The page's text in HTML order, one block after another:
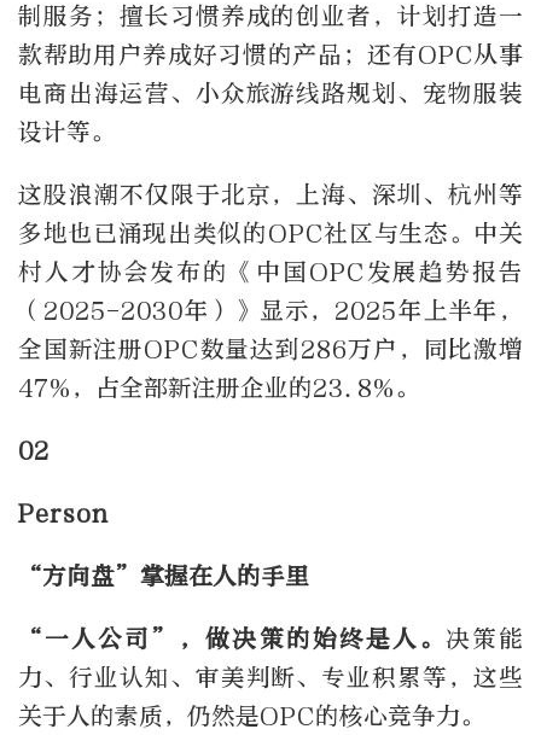
制服务； 擅长习惯养成的创业者，计划打造一
款帮助用户养成好习惯的产品； 还有OPC从事
电商出海运营、小众旅游线路规划、宠物服装
设计等。
这股浪潮不仅限于北京，上海、深圳、杭州等
多地也已涌现出类似的OPC社区与生态。中关
村人才协会发布的《中国OPC发展趋势报告
（2025-2030年）》显示，2025年上半年，
全国新注册OPC数量达到286万户，同比激增
47%，占全部新注册企业的23.8%。
02
Person
“方向盘”掌握在人的手里
“一人公司” ，做决策的始终是人。 决策能
力、行业认知、审美判断、专业积累等，这些
关于人的素质，仍然是OPC的核心竞争力。